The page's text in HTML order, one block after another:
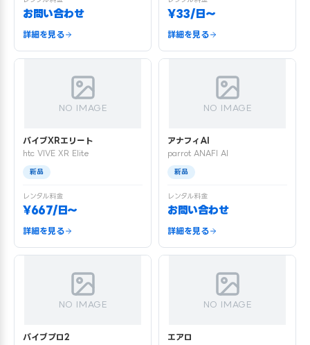
お問い合わせ
詳細を見る
¥33/日〜
詳細を見る
NO IMAGE
バイブXRエリート
htc VIVE XR Elite
新品
レンタル料金
¥667/日〜
詳細を見る
NO IMAGE
アナフィAI
parrot ANAFI AI
新品
レンタル料金
お問い合わせ
詳細を見る
NO IMAGE
バイブプロ2
NO IMAGE
エアロ